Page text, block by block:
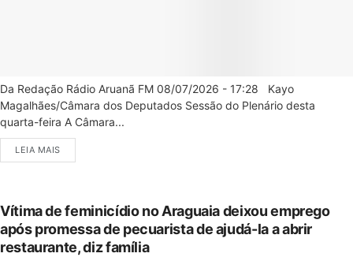
Da Redação Rádio Aruanã FM 08/07/2026 - 17:28 Kayo
Magalhães/Câmara dos Deputados Sessão do Plenário desta
quarta-feira A Câmara...
LEIA MAIS
Vítima de feminicídio no Araguaia deixou emprego
após promessa de pecuarista de ajudá-la a abrir
restaurante, diz família